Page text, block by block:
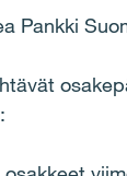
Pankki